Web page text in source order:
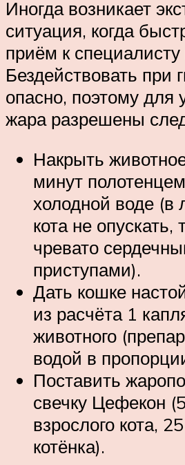
Иногда возникает
ситуация, когда
приём к
Бездействовать при
опасно, поэтому для
жара разрешены
Накрыть
минут
холодной воде (в
кота не опускать,
чревато
приступами).
Дать кошке
из расчёта 1
животного
водой в
Поставить
свечку Цефекон
взрослого кота,
котёнка).